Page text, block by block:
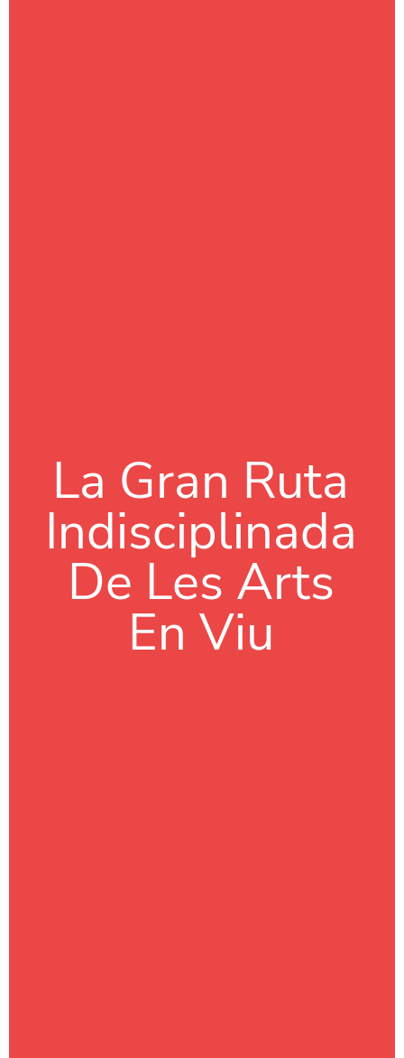
La Gran Ruta
Indisciplinada
De Les Arts
En Viu